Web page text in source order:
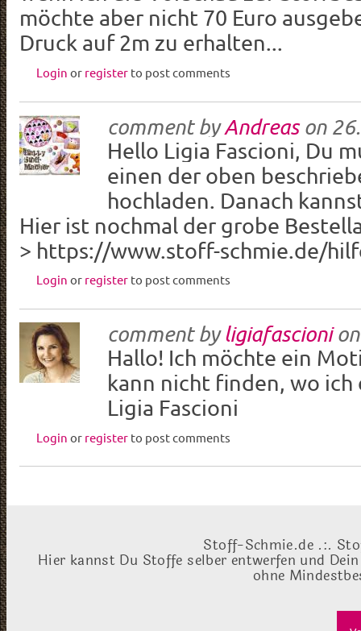
möchte aber nicht 70 Euro
Druck auf 2m zu erhalten...
Login or registerto post comments
comment byAndreason
Hello Ligia Fascioni, Du
einen der oben
hochladen. Danach
Hier ist nochmal der grobe
> https://www.stoff-schmie.de/
Login or registerto post comments
comment byligiafascioni
Hallo! Ich möchte ein
kann nicht finden, wo ich
Ligia Fascioni
Login or registerto post comments
Stoff-Schmie.de .:.
Hier kannst Du Stoffe selber entwerfen und
ohne